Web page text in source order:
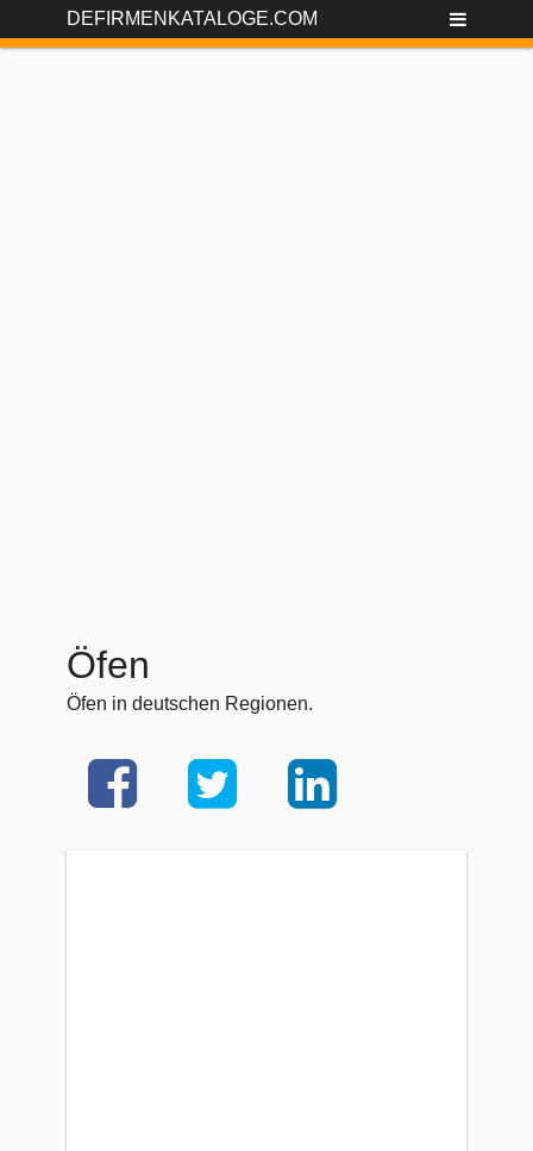
DEFIRMENKATALOGE.COM
Öfen
Öfen in deutschen Regionen.